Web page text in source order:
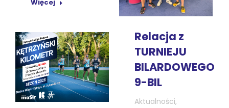
Więcej
Relacja z
TURNIEJU
BILARDOWEGO
9-BIL
Aktualności,